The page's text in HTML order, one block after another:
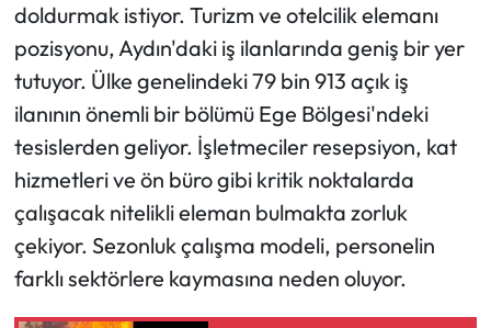
doldurmak istiyor. Turizm ve otelcilik elemanı
pozisyonu, Aydın'daki iş ilanlarında geniş bir yer
tutuyor. Ülke genelindeki 79 bin 913 açık iş
ilanının önemli bir bölümü Ege Bölgesi'ndeki
tesislerden geliyor. İşletmeciler resepsiyon, kat
hizmetleri ve ön büro gibi kritik noktalarda
çalışacak nitelikli eleman bulmakta zorluk
çekiyor. Sezonluk çalışma modeli, personelin
farklı sektörlere kaymasına neden oluyor.